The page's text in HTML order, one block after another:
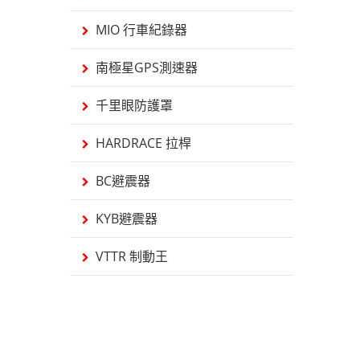
MIO 行車紀錄器
南極星GPS測速器
千里眼防護罩
HARDRACE 拉桿
BC避震器
KYB避震器
VTTR 制動王